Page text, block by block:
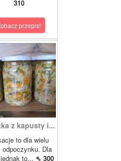
310
przepis!
z kapusty i...
to dla wielu
odpoczynku. Dla
to... ⇖ 300